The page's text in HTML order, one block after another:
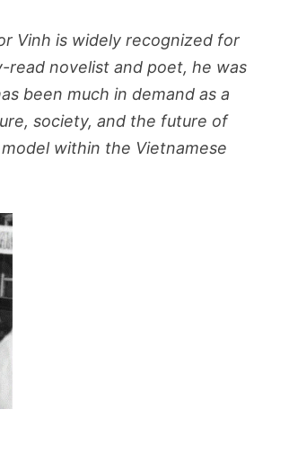
Vinh is widely recognized for
read novelist and poet, he was
been much in demand as a
society, and the future of
within the Vietnamese